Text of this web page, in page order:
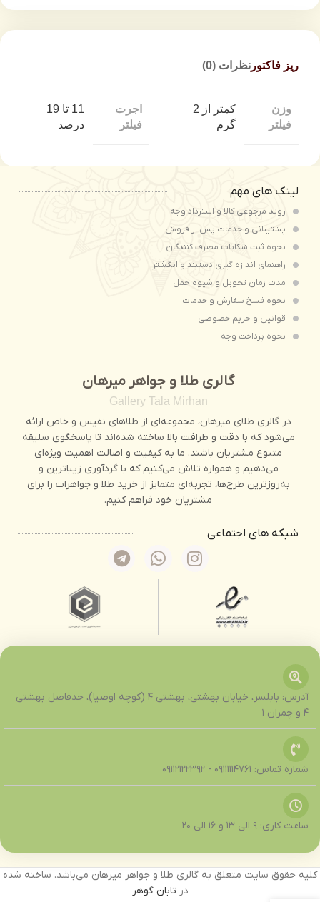
ریز فاکتور نظرات (0)
وزن
فیلتر
کمتر از 2
گرم
اجرت
فیلتر
11 تا 19
درصد
لینک های مهم
روند مرجوعی کالا و استرداد وجه
پشتیبانی و خدمات پس از فروش
نحوه ثبت شكايات مصرف كنندگان
راهنمای اندازه گیری دستبند و انگشتر
مدت زمان تحويل و شیوه حمل
نحوه فسخ سفارش و خدمات
قوانین و حریم خصوصی
نحوه پرداخت وجه
گالری طلا و جواهر میرهان
Gallery Tala Mirhan
در گالری طلای میرهان، مجموعه‌ای از طلاهای نفیس و خاص ارائه
می‌شود که با دقت و ظرافت بالا ساخته شده‌اند تا پاسخگوی سلیقه‌
متنوع مشتریان باشند. ما به کیفیت و اصالت اهمیت ویژه‌ای
می‌دهیم و همواره تلاش می‌کنیم که با گردآوری زیباترین و
به‌روزترین طرح‌ها، تجربه‌ای متمایز از خرید طلا و جواهرات را برای
مشتریان خود فراهم کنیم.
شبکه های اجتماعی
آدرس: بابلسر، خیابان بهشتی، بهشتی ۴ (کوچه اوصیا)، حدفاصل بهشتی
۴ و چمران ۱
شماره تماس: 09111114761 - 09112122392
ساعت کاری: 9 الی 13 و 16 الی 20
کلیه حقوق سایت متعلق به گالری طلا و جواهر میرهان می‌باشد. ساخته شده
در تابان گوهر